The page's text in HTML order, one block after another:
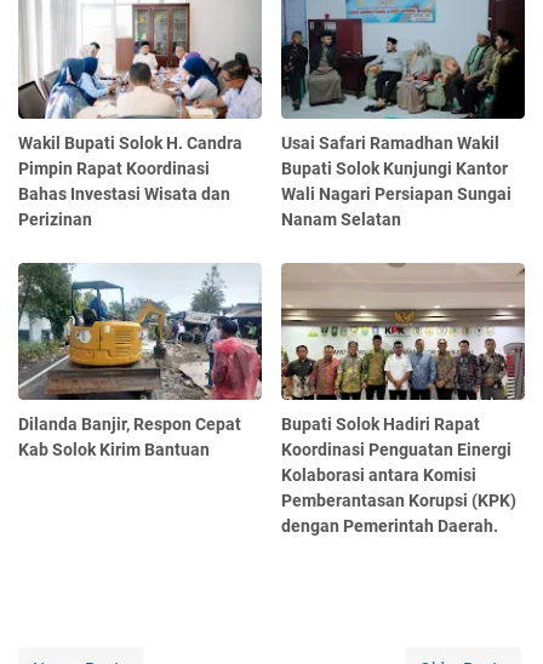
Wakil Bupati Solok H. Candra
Pimpin Rapat Koordinasi
Bahas Investasi Wisata dan
Perizinan
Usai Safari Ramadhan Wakil
Bupati Solok Kunjungi Kantor
Wali Nagari Persiapan Sungai
Nanam Selatan
Dilanda Banjir, Respon Cepat
Kab Solok Kirim Bantuan
Bupati Solok Hadiri Rapat
Koordinasi Penguatan Einergi
Kolaborasi antara Komisi
Pemberantasan Korupsi (KPK)
dengan Pemerintah Daerah.